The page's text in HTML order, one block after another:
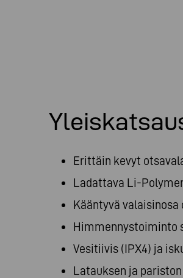
Erittäin kevyt
Ladattava Li-
Kääntyvä
Himmennystoiminto
Vesitiivis (IPX4) ja
Latauksen ja